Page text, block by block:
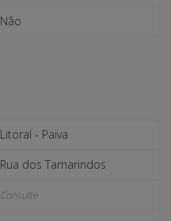
Não
Litoral - Paiva
Rua dos Tamarindos
Consulte